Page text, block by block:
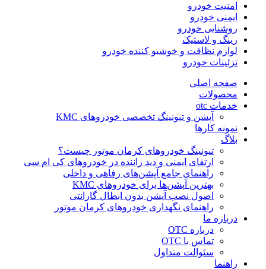
امنیت خودرو
ایمنی خودرو
روشنایی خودرو
رینگ و لاستیک
لوازم نظافت و خوشبو کننده خودرو
تزئینات خودرو
صفحه اصلی
محصولات
خدمات otc
آپشن و تیونینگ تخصصی خودروهای KMC
نمونه کارها
بلاگ
تیونینگ خودروهای کرمان موتور چیست؟
ارتقای ایمنی و دید راننده در خودروهای کی ام سی
راهنمای جامع آپشن‌های رفاهی و داخلی
بهترین آپشن‌ها برای خودروهای KMC
اصول نصب آپشن بدون ابطال گارانتی
راهنمای نگهداری خودروهای کرمان موتور
درباره ما
درباره OTC
تماس با OTC
سئوالت متداول
راهنما